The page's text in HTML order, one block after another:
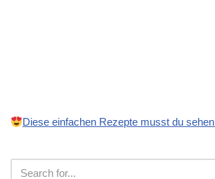
Diese einfachen Rezepte musst du sehen